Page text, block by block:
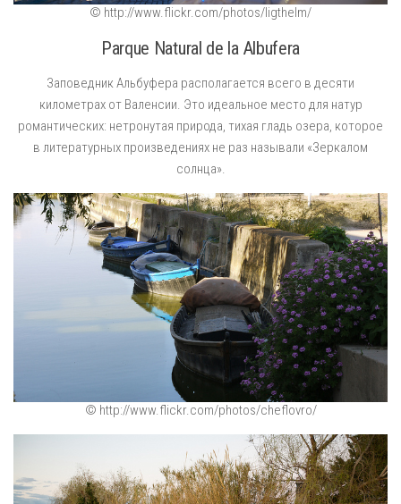
© http://www.flickr.com/photos/ligthelm/
Parque Natural de la Albufera
Заповедник Альбуфера располагается всего в десяти
километрах от Валенсии. Это идеальное место для натур
романтических: нетронутая природа, тихая гладь озера, которое
в литературных произведениях не раз называли «Зеркалом
солнца».
© http://www.flickr.com/photos/cheflovro/